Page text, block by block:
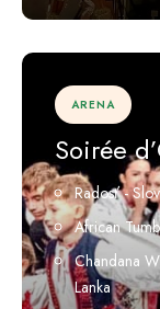
ARENA
Soirée
Radosť -
African
Chandana
Lanka